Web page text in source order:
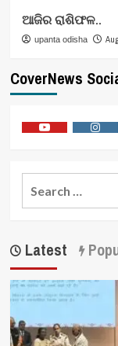
ଆଜିର ରାଶିଫଳ..
upanta odisha
CoverNews
Latest